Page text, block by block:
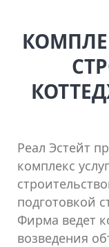
Реал Эстейт
комплекс
подготовкой
Фирма ведет
возведения